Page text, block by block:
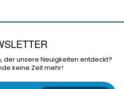
der unsere Neuigkeiten entdeckt?
keine Zeit mehr!